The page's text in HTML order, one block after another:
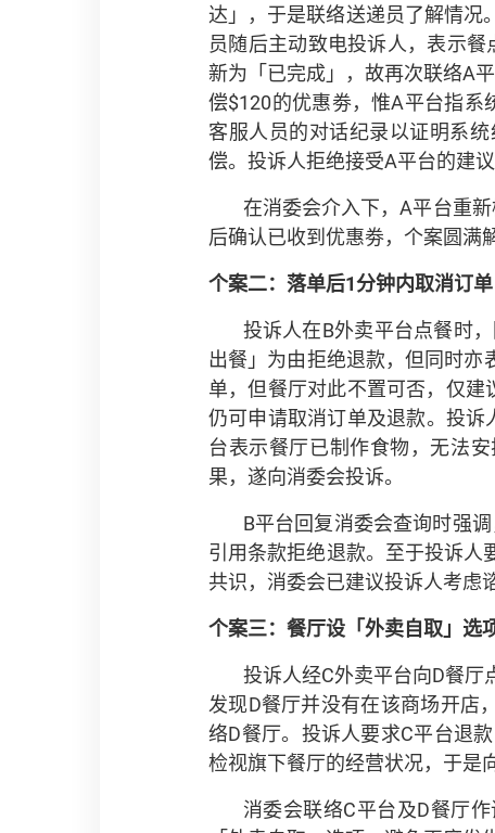
达」，于是联络送递员了解情况
员随后主动致电投诉人，表示
新为「已完成」，故再次联络A
偿$120的优惠劵，惟A平台指系
客服人员的对话纪录以证明系
偿。投诉人拒绝接受A平台的建
在消委会介入下，A平台重
后确认已收到优惠劵，个案圆满
个案二：落单后1分钟内取消订单
投诉人在B外卖平台点餐时
出餐」为由拒绝退款，但同时
单，但餐厅对此不置可否，仅
仍可申请取消订单及退款。投
台表示餐厅已制作食物，无法
果，遂向消委会投诉。
B平台回复消委会查询时强
引用条款拒绝退款。至于投诉人
共识，消委会已建议投诉人考虑
个案三：餐厅设「外卖自取」选
投诉人经C外卖平台向D餐
发现D餐厅并没有在该商场开店
络D餐厅。投诉人要求C平台退
检视旗下餐厅的经营状况，于是
消委会联络C平台及D餐厅